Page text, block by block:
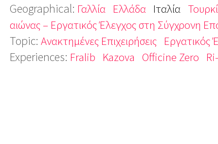
Geographical: Γαλλία Ελλάδα Ιταλία
αιώνας – Εργατικός Έλεγχος στη Σύγχρονη
Topic: Ανακτημένες Επιχειρήσεις Εργατικός
Experiences: Fralib Kazova Officine Zero